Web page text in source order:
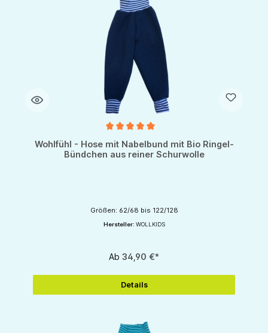
Wohlfühl - Hose mit Nabelbund mit Bio Ringel-
Bündchen aus reiner Schurwolle
Größen: 62/68 bis 122/128
Hersteller: WOLLKIDS
Ab 34,90 €*
Details